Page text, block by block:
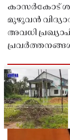
കാസർകോട്
മുഴുവൻ
അവധി
Recommended